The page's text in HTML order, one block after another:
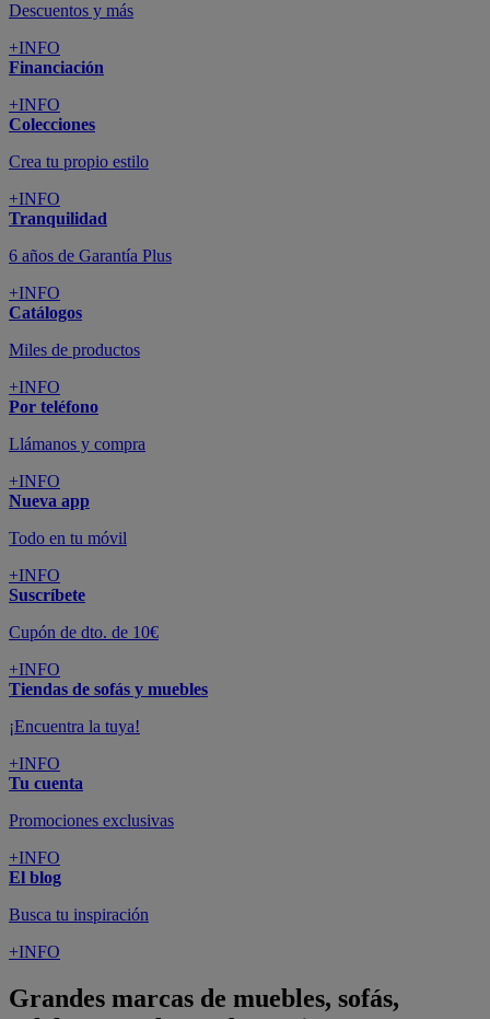
Descuentos y más
+INFO
Financiación
+INFO
Colecciones
Crea tu propio estilo
+INFO
Tranquilidad
6 años de Garantía Plus
+INFO
Catálogos
Miles de productos
+INFO
Por teléfono
Llámanos y compra
+INFO
Nueva app
Todo en tu móvil
+INFO
Suscríbete
Cupón de dto. de 10€
+INFO
Tiendas de sofás y muebles
¡Encuentra la tuya!
+INFO
Tu cuenta
Promociones exclusivas
+INFO
El blog
Busca tu inspiración
+INFO
Grandes marcas de muebles, sofás,